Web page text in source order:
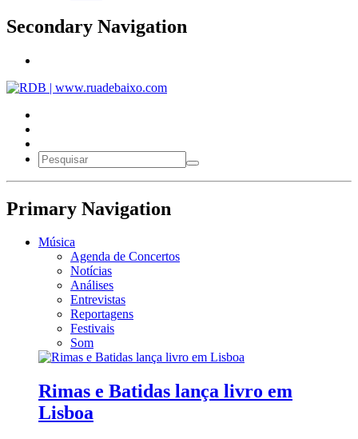
Secondary Navigation
Primary Navigation
Música
Agenda de Concertos
Notícias
Análises
Entrevistas
Reportagens
Festivais
Som
Rimas e Batidas lança livro em
Lisboa